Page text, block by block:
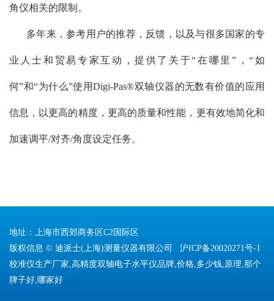
角仪相关的限制。
多年来，参考用户的推荐，反馈，以及与很多国家的专
业人士和贸易专家互动，提供了关于“在哪里”，“如
何”和“为什么”使用Digi-Pas®双轴仪器的无数有价值的应用
信息，以更高的精度，更高的质量和性能，更有效地简化和
加速调平/对齐/角度设定任务。
地址：上海市西郊商务区C2国际区
版权信息 © 迪派士(上海)测量仪器有限公司 沪ICP备20020271号-1
校准仪生产厂家,高精度双轴电子水平仪品牌,价格,多少钱,原理,那个
牌子好,哪家好